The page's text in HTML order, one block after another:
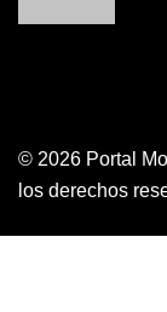
© 2026 Portal